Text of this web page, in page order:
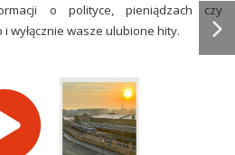
o polityce, pieniądzach czy
wyłącznie wasze ulubione hity.